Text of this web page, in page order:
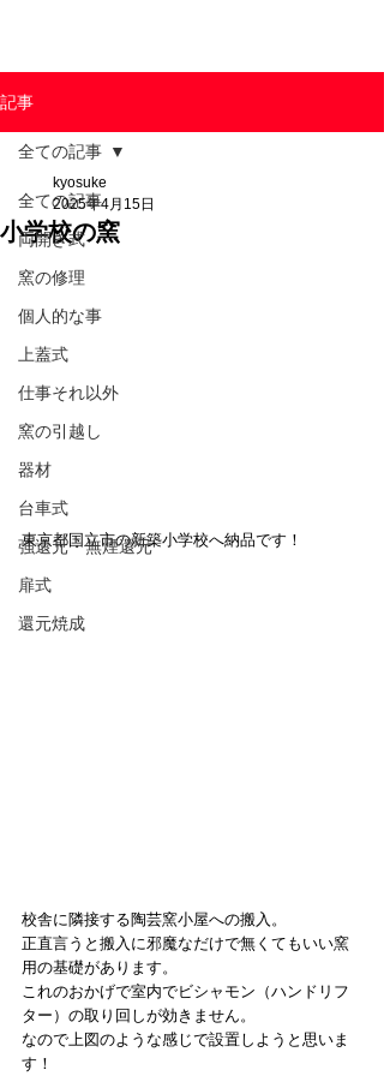
記事
全ての記事
両開き式
窯の修理
個人的な事
上蓋式
仕事それ以外
窯の引越し
器材
台車式
強還元・無煙還元
扉式
還元焼成
全ての記事
小学校の窯
kyosuke
2025年4月15日
東京都国立市の新築小学校へ納品です！
校舎に隣接する陶芸窯小屋への搬入。
正直言うと搬入に邪魔なだけで無くてもいい窯
用の基礎があります。
これのおかげで室内でビシャモン（ハンドリフ
ター）の取り回しが効きません。
なので上図のような感じで設置しようと思いま
す！